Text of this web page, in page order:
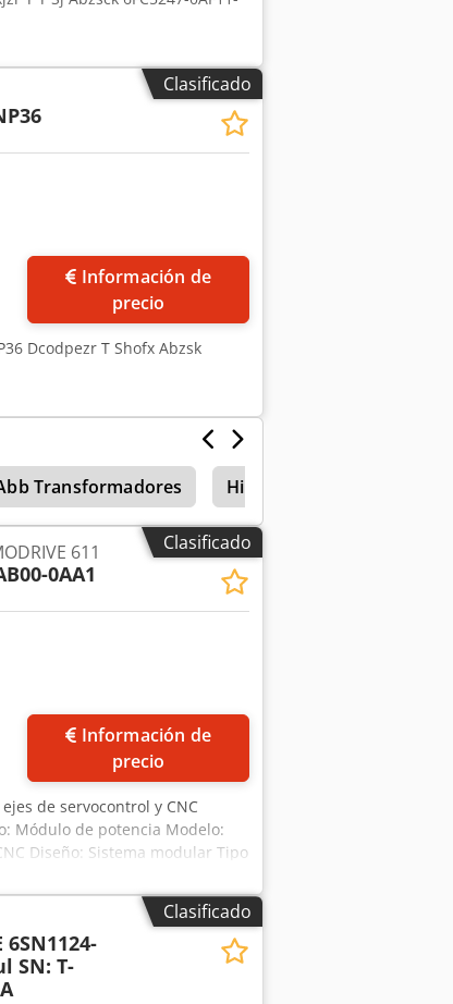
Clasificado
precio
Dcodpezr T Shofx Abzsk
Transformadores Hitachi Miniexcavadoras
Clasificado
611
0AA1
precio
de servocontrol y CNC
Módulo de potencia Modelo:
Diseño: Sistema modular Tipo
Dcodpfx Abezr T Dqjzek
Clasificado
6SN1124-
SN: T-